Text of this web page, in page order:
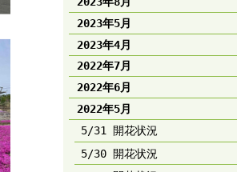
2023年5月
2023年4月
2022年7月
2022年6月
2022年5月
5/31 開花状況
5/30 開花状況